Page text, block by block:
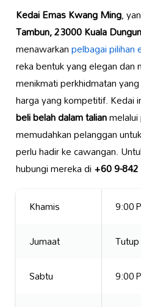
Kedai Emas Kwang Ming,
Tambun, 23000 Kuala
menawarkanpelbagai pilihan
reka bentuk yang elegan
menikmati perkhidmatan
harga yang kompetitif. Kedai
beli belah dalam talianmelalui
memudahkan pelanggan
perlu hadir ke cawangan.
hubungi mereka di+60 9-
Khamis
9:00
Jumaat
Tutup
Sabtu
9:00